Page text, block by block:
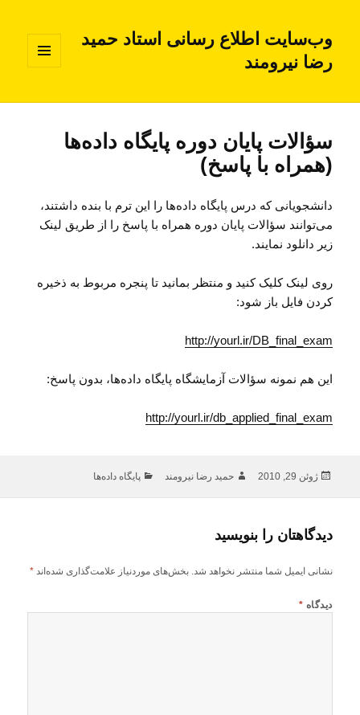
وب‌سایت اطلاع رسانی استاد حمید
رضا نیرومند
سؤالات پایان دوره پایگاه داده‌ها
(همراه با پاسخ)
دانشجویانی که درس پایگاه داده‌ها را این ترم با بنده داشتند،
می‌توانند سؤالات پایان دوره همراه با پاسخ را از طریق لینک
زیر دانلود نمایند.
روی لینک کلیک کنید و منتظر بمانید تا پنجره مربوط به ذخیره
کردن فایل باز شود:
http://yourl.ir/DB_final_exam
این هم نمونه سؤالات آزمایشگاه پایگاه داده‌ها، بدون پاسخ:
http://yourl.ir/db_applied_final_exam
ارسال
ژوئن 29, 2010 نویسنده
حمید رضا نیرومند دسته‌ها
پایگاه داده‌ها
دیدگاهتان را بنویسید
نشانی ایمیل شما منتشر نخواهد شد. بخش‌های موردنیاز علامت‌گذاری شده‌اند*
دیدگاه *